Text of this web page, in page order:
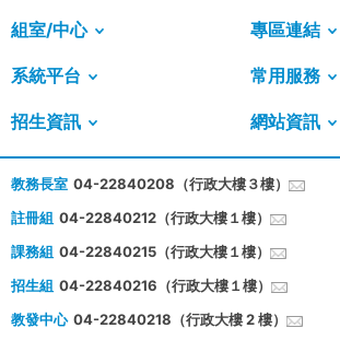
組室/中心 專區連結
系統平台 常用服務
招生資訊 網站資訊
教務長室 04-22840208（行政大樓３樓）
註冊組 04-22840212（行政大樓１樓）
課務組 04-22840215（行政大樓１樓）
招生組 04-22840216（行政大樓１樓）
教發中心 04-22840218（行政大樓 2 樓）